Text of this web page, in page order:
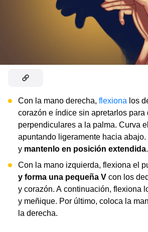
Con la mano derecha, flexiona los
corazón e índice sin apretarlos para
perpendiculares a la palma. Curva
apuntando ligeramente hacia
y mantenlo en posición extendida.
Con la mano izquierda, flexiona el
y forma una pequeña V con los
y corazón. A continuación, flexiona
y meñique. Por último, coloca la
la derecha.